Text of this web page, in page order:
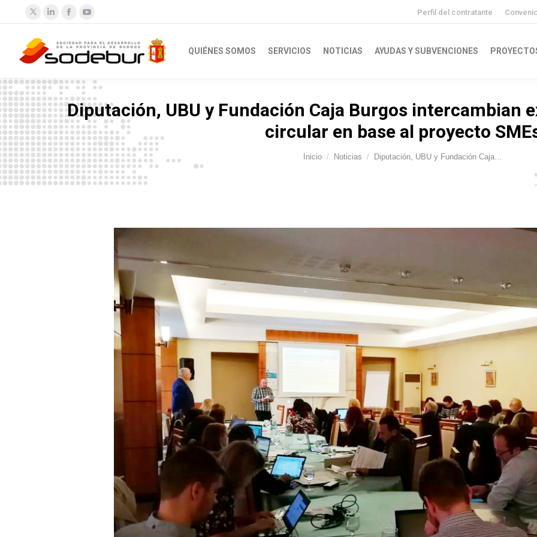
LinkedinFacebook
Perfil del contratante
QUIÉNES SOMOS SERVICIOS NOTICIAS AYUDAS Y SUBVENCIONES
Diputación, UBU y Fundación Caja Burgos intercambian
circular en base al proyecto
Estás aquí: Inicio Noticias Diputación, UBU y Fundación Caja…